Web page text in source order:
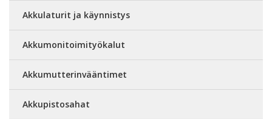
Akkulaturit ja käynnistys
Akkumonitoimityökalut
Akkumutterinvääntimet
Akkupistosahat